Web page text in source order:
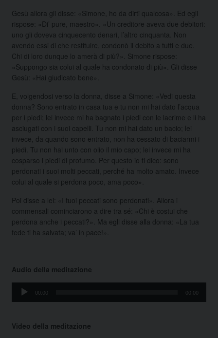
Gesù allora gli disse: «Simone, ho da dirti qualcosa». Ed egli
rispose: «Di’ pure, maestro». «Un creditore aveva due debitori:
uno gli doveva cinquecento denari, l’altro cinquanta. Non
avendo essi di che restituire, condonò il debito a tutti e due.
Chi di loro dunque lo amerà di più?». Simone rispose:
«Suppongo sia colui al quale ha condonato di più». Gli disse
Gesù: «Hai giudicato bene».
E, volgendosi verso la donna, disse a Simone: «Vedi questa
donna? Sono entrato in casa tua e tu non mi hai dato l’acqua
per i piedi; lei invece mi ha bagnato i piedi con le lacrime e li ha
asciugati con i suoi capelli. Tu non mi hai dato un bacio; lei
invece, da quando sono entrato, non ha cessato di baciarmi i
piedi. Tu non hai unto con olio il mio capo; lei invece mi ha
cosparso i piedi di profumo. Per questo io ti dico: sono
perdonati i suoi molti peccati, perché ha molto amato. Invece
colui al quale si perdona poco, ama poco».
Poi disse a lei: «I tuoi peccati sono perdonati». Allora i
commensali cominciarono a dire tra sé: «Chi è costui che
perdona anche i peccati?». Ma egli disse alla donna: «La tua
fede ti ha salvata; va’ in pace!».
Audio della meditazione
Audio
00:00 00:00
Video della meditazione